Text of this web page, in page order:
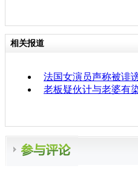
相关报道
法国女演员声称被诽
老板疑伙计与老婆有